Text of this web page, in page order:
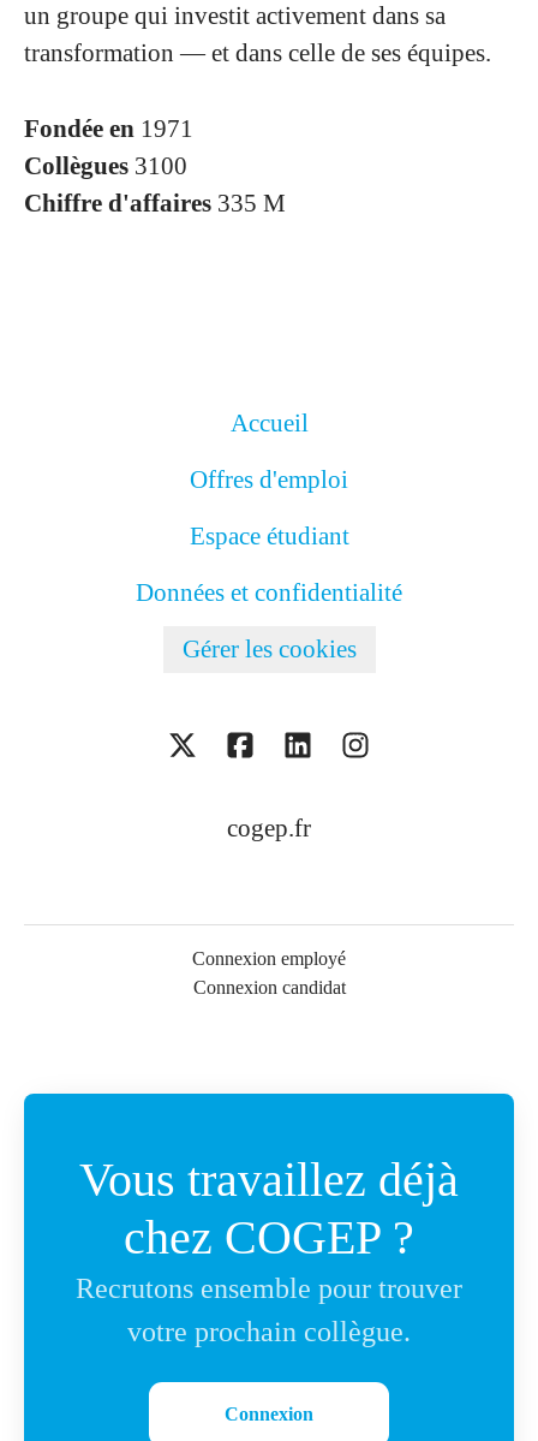
un groupe qui investit activement dans sa
transformation — et dans celle de ses équipes.
Fondée en 1971
Collègues 3100
Chiffre d'affaires 335 M
Accueil
Offres d'emploi
Espace étudiant
Données et confidentialité
Gérer les cookies
cogep.fr
Connexion employé
Connexion candidat
Vous travaillez déjà
chez COGEP ?
Recrutons ensemble pour trouver
votre prochain collègue.
Connexion